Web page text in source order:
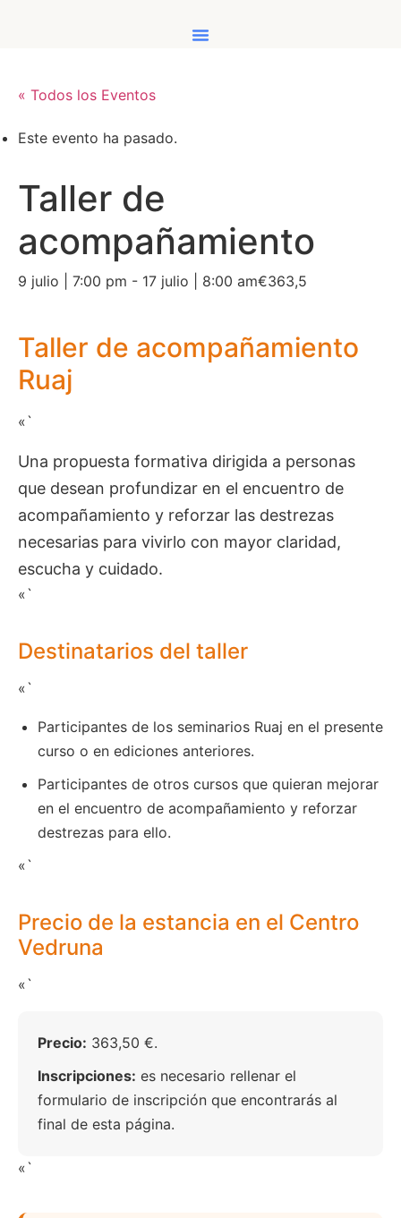
« Todos los Eventos
Este evento ha pasado.
Taller de
acompañamiento
9 julio | 7:00 pm - 17 julio | 8:00 am€363,5
Taller de acompañamiento
Ruaj
«`
Una propuesta formativa dirigida a personas
que desean profundizar en el encuentro de
acompañamiento y reforzar las destrezas
necesarias para vivirlo con mayor claridad,
escucha y cuidado.
«`
Destinatarios del taller
«`
Participantes de los seminarios Ruaj en el presente
curso o en ediciones anteriores.
Participantes de otros cursos que quieran mejorar
en el encuentro de acompañamiento y reforzar
destrezas para ello.
«`
Precio de la estancia en el Centro
Vedruna
«`
Precio: 363,50 €.
Inscripciones: es necesario rellenar el
formulario de inscripción que encontrarás al
final de esta página.
«`